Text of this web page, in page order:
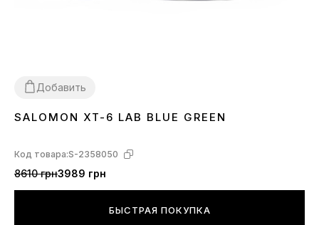
Добавить
4142
SALOMON XT-6 LAB BLUE GREEN
Код товара:S-2358050
8610 грн3989 грн
БЫСТРАЯ ПОКУПКА